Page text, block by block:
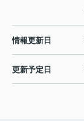
情報更新日
更新予定日